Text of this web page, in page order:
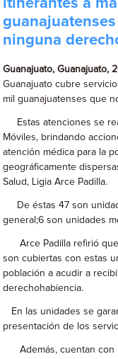
itinerantes a
ninguna
Guanajuato, Guanajuato,
Guanajuato cubre
mil guanajuatenses que
Estas atenciones se
Móviles, brindando
atención médica para la
geográficamente
Salud, Ligia Arce Padilla.
De éstas 47 son
general;6 son unidades
Arce Padilla refirió que
son cubiertas con estas
población a acudir a
derechohabiencia.
En las unidades se
presentación de los
Además, cuentan con